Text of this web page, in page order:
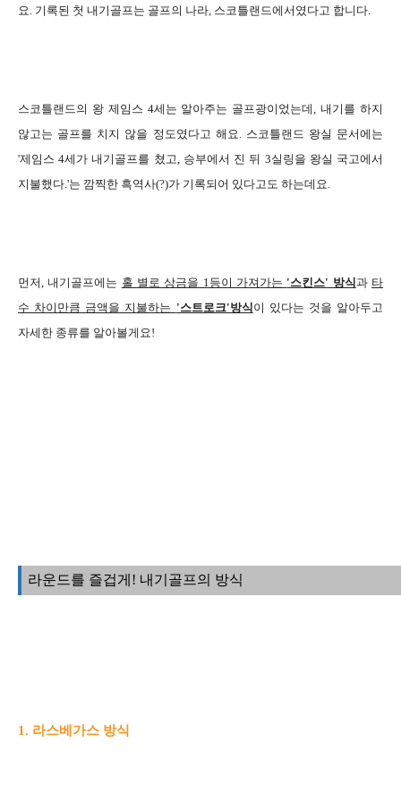
요. 기록된 첫 내기골프는 골프의 나라, 스코틀랜드에서였다고 합니다.
스코틀랜드의 왕 제임스 4세는 알아주는 골프광이었는데, 내기를 하지
않고는 골프를 치지 않을 정도였다고 해요. 스코틀랜드 왕실 문서에는
'제임스 4세가 내기골프를 쳤고, 승부에서 진 뒤 3실링을 왕실 국고에서
지불했다.'는 깜찍한 흑역사(?)가 기록되어 있다고도 하는데요.
먼저, 내기골프에는 홀 별로 상금을 1등이 가져가는 '스킨스' 방식과 타
수 차이만큼 금액을 지불하는 '스트로크'방식이 있다는 것을 알아두고
자세한 종류를 알아볼게요!
라운드를 즐겁게! 내기골프의 방식
1. 라스베가스 방식